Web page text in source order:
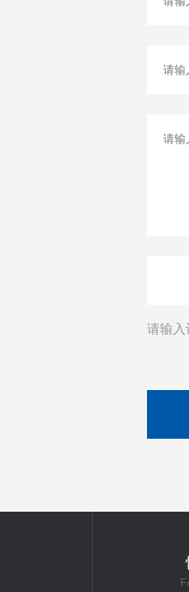
请输入